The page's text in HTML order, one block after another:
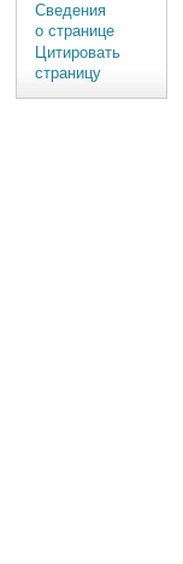
Сведения
о странице
Цитировать
страницу